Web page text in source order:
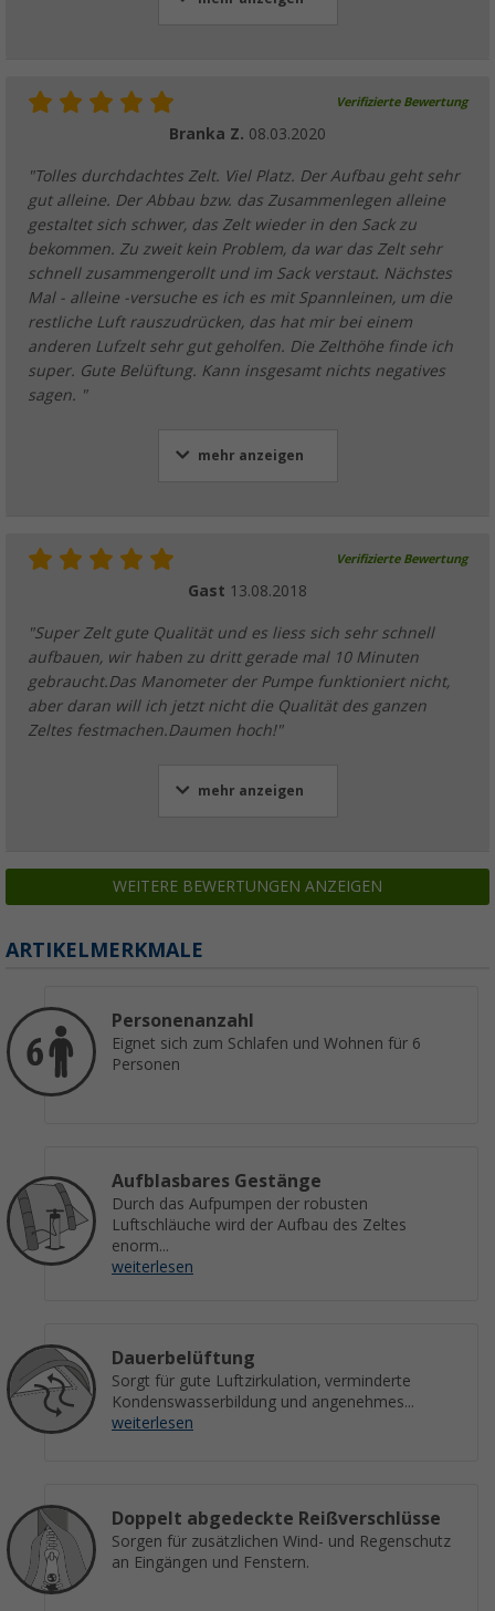
Verifizierte Bewertung
Branka Z. 08.03.2020
"Tolles durchdachtes Zelt. Viel Platz. Der Aufbau geht sehr
gut alleine. Der Abbau bzw. das Zusammenlegen alleine
gestaltet sich schwer, das Zelt wieder in den Sack zu
bekommen. Zu zweit kein Problem, da war das Zelt sehr
schnell zusammengerollt und im Sack verstaut. Nächstes
Mal - alleine -versuche es ich es mit Spannleinen, um die
restliche Luft rauszudrücken, das hat mir bei einem
anderen Lufzelt sehr gut geholfen. Die Zelthöhe finde ich
super. Gute Belüftung. Kann insgesamt nichts negatives
sagen. "
mehr anzeigen
Verifizierte Bewertung
Gast 13.08.2018
"Super Zelt gute Qualität und es liess sich sehr schnell
aufbauen, wir haben zu dritt gerade mal 10 Minuten
gebraucht.Das Manometer der Pumpe funktioniert nicht,
aber daran will ich jetzt nicht die Qualität des ganzen
Zeltes festmachen.Daumen hoch!"
mehr anzeigen
WEITERE BEWERTUNGEN ANZEIGEN
ARTIKELMERKMALE
Personenanzahl
Eignet sich zum Schlafen und Wohnen für 6
Personen
Aufblasbares Gestänge
Durch das Aufpumpen der robusten
Luftschläuche wird der Aufbau des Zeltes
enorm...
weiterlesen
Dauerbelüftung
Sorgt für gute Luftzirkulation, verminderte
Kondenswasserbildung und angenehmes...
weiterlesen
Doppelt abgedeckte Reißverschlüsse
Sorgen für zusätzlichen Wind- und Regenschutz
an Eingängen und Fenstern.